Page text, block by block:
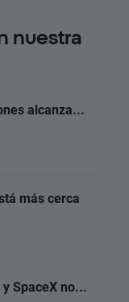
nuestra
alcanza...
más cerca
SpaceX no...